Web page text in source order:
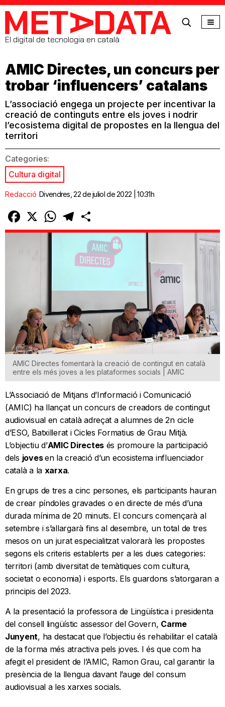
MetaData
El digital de tecnologia en català
AMIC Directes, un concurs per
trobar ‘influencers’ catalans
L’associació engega un projecte per incentivar la
creació de continguts entre els joves i nodrir
l’ecosistema digital de propostes en la llengua del
territori
Categories:
Cultura digital
Redacció Divendres, 22 de juliol de 2022 | 10:31h
Facebook
X WhatsAppTelegram
AMIC Directes fomentarà la creació de contingut en català
entre els més joves a les plataformes socials | AMIC
L’Associació de Mitjans d’Informació i Comunicació
(AMIC) ha llançat un concurs de creadors de contingut
audiovisual en català adreçat a alumnes de 2n cicle
d’ESO, Batxillerat i Cicles Formatius de Grau Mitjà.
L’objectiu d’AMIC Directes és promoure la participació
dels jovesen la creació d’un ecosistema influenciador
català a la xarxa.
En grups de tres a cinc persones, els participants hauran
de crear píndoles gravades o en directe de més d’una
durada mínima de 20 minuts. El concurs començarà al
setembre i s’allargarà fins al desembre, un total de tres
mesos on un jurat especialitzat valorarà les propostes
segons els criteris establerts per a les dues categories:
territori (amb diversitat de temàtiques com cultura,
societat o economia) i esports. Els guardons s’atorgaran a
principis del 2023.
A la presentació la professora de Lingüística i presidenta
del consell lingüístic assessor del Govern, Carme
Junyent, ha destacat que l’objectiu és rehabilitar el català
de la forma més atractiva pels joves. I és que com ha
afegit el president de l’AMIC, Ramon Grau, cal garantir la
presència de la llengua davant l’auge del consum
audiovisual a les xarxes socials.